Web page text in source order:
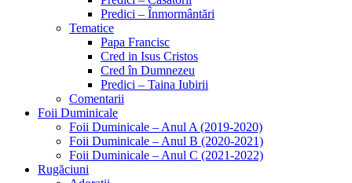
Predici – Înmormântări
Tematice
Papa Francisc
Cred in Isus Cristos
Cred în Dumnezeu
Predici – Taina Iubirii
Comentarii
Foii Duminicale
Foii Duminicale – Anul A (2019-2020)
Foii Duminicale – Anul B (2020-2021)
Foii Duminicale – Anul C (2021-2022)
Rugăciuni